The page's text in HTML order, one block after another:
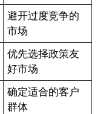
避开过度竞争的
市场
优先选择政策友
好市场
确定适合的客户
群体